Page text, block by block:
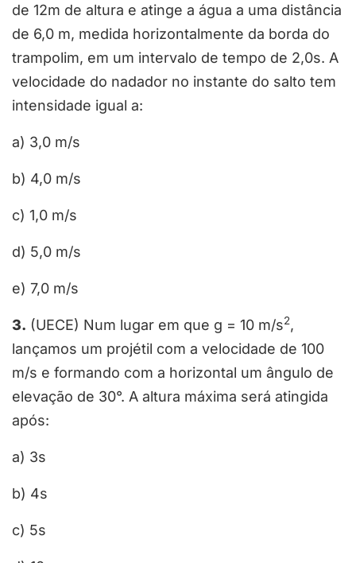
de 12m de altura e atinge a água a uma distância
de 6,0 m, medida horizontalmente da borda do
trampolim, em um intervalo de tempo de 2,0s. A
velocidade do nadador no instante do salto tem
intensidade igual a:
a) 3,0 m/s
b) 4,0 m/s
c) 1,0 m/s
d) 5,0 m/s
e) 7,0 m/s
3. (UECE) Num lugar em que g = 10 m/s2,
lançamos um projétil com a velocidade de 100
m/s e formando com a horizontal um ângulo de
elevação de 30°. A altura máxima será atingida
após:
a) 3s
b) 4s
c) 5s